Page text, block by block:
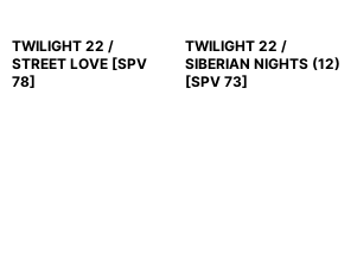
TWILIGHT 22 /
STREET LOVE [SPV
78]
TWILIGHT 22 /
SIBERIAN NIGHTS (12)
[SPV 73]